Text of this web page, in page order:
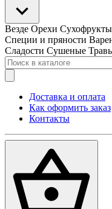
Везде Орехи Сухофрукты
Специи и пряности
Сладости Сушеные
Доставка и оплата
Как оформить заказ
Контакты